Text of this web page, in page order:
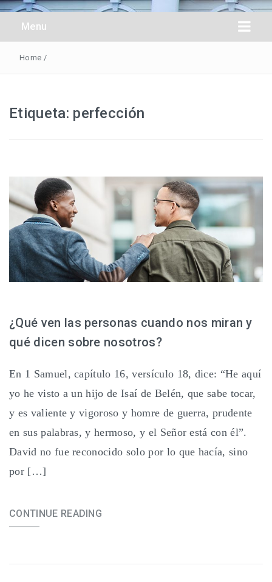
Obreros Universal
Menu
Home /
Etiqueta: perfección
¿Qué ven las personas cuando nos miran y
qué dicen sobre nosotros?
En 1 Samuel, capítulo 16, versículo 18, dice: “He aquí
yo he visto a un hijo de Isaí de Belén, que sabe tocar,
y es valiente y vigoroso y homre de guerra, prudente
en sus palabras, y hermoso, y el Señor está con él”.
David no fue reconocido solo por lo que hacía, sino
por […]
CONTINUE READING